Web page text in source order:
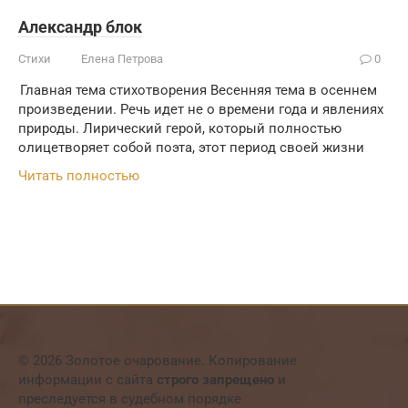
Александр блок
Стихи Елена Петрова 0
Главная тема стихотворения Весенняя тема в осеннем
произведении. Речь идет не о времени года и явлениях
природы. Лирический герой, который полностью
олицетворяет собой поэта, этот период своей жизни
Читать полностью
© 2026 Золотое очарование. Копирование
информации с сайта строго запрещено и
преследуется в судебном порядке